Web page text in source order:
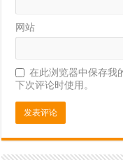
网站
在此浏览器中保存我
下次评论时使用。